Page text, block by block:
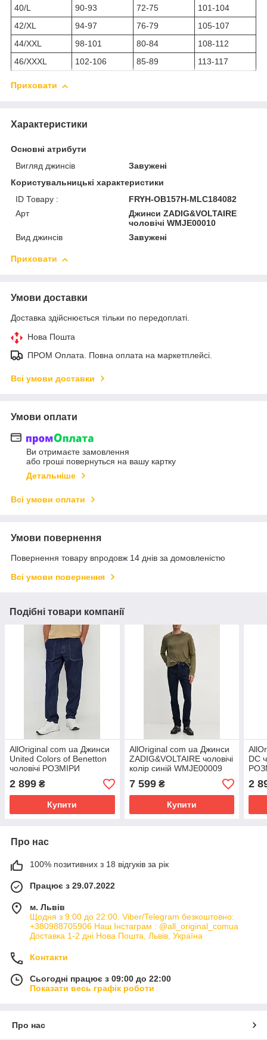
40/L
90-93 72-75
101-104
42/XL
94-97 76-79
105-107
44/XXL
98-101 80-84
108-112
46/XXXL
102-106 85-89 113-117
Приховати
Характеристики
Основні атрибути
Вигляд джинсів
Завужені
Користувальницькі характеристики
ID Товару :
FRYH-OB157H-MLC184082
Арт
Джинси ZADIG&VOLTAIRE
чоловічі WMJE00010
Вид джинсів
Завужені
Приховати
Умови доставки
Доставка здійснюється тільки по передоплаті.
Нова Пошта
ПРОМ Оплата. Повна оплата на маркетплейсі.
Всі умови доставки
Умови оплати
Ви отримаєте замовлення
або гроші повернуться на вашу картку
Детальніше
Всі умови оплати
Умови повернення
Повернення товару впродовж 14 днів за домовленістю
Всі умови повернення
Подібні товари компанії
AllOriginal com ua Джинси
United Colors of Benetton
чоловічі РОЗМІРИ
ЗАПИТУЙТЕ
2 899 ₴
Купити
AllOriginal com ua Джинси
ZADIG&VOLTAIRE чоловічі
колір синій WMJE00009
РОЗМІРИ ЗАПИТУЙТЕ
7 599₴
Купити
DC
2
Про нас
100% позитивних з 18 відгуків за рік
Працює з 29.07.2022
м. Львів
Щодня з 9:00 до 22:00. Viber/Telegram безкоштовно:
+380988705906 Наш Інстаграм : @all_original_comua
Доставка 1-2 дні Нова Пошта, Львів, Україна
Контакти
Сьогодні працює з 09:00 до 22:00
Показати весь графік роботи
Про нас